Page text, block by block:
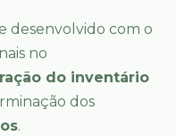
desenvolvido com o
no
do inventário
dos
.